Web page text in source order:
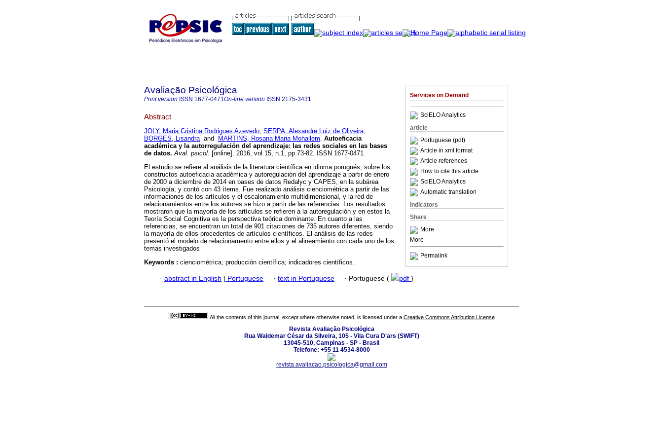
Services on Demand
SciELO Analytics
article
Portuguese (pdf)
Article in xml format
Article references
How to cite this article
SciELO Analytics
Automatic translation
Indicators
Share
More
More
Permalink
Avaliação Psicológica
Print version ISSN 1677-0471On-line version ISSN 2175-3431
Abstract
JOLY, Maria Cristina Rodrigues Azevedo; SERPA, Alexandre Luiz de Oliveira;
BORGES, Lisandraand MARTINS, Rosana Maria Mohallem. Autoeficacia
académica y la autorregulación del aprendizaje: las redes sociales en las bases
de datos. Aval. psicol. [online]. 2016, vol.15, n.1, pp.73-82. ISSN 1677-0471.
El estudio se refiere al análisis de la literatura científica en idioma porugués, sobre los
constructos autoeficacia académica y autoregulación del aprendizaje a partir de enero
de 2000 a diciembre de 2014 en bases de datos Redalyc y CAPES, en la subárea
Psicología, y contó con 43 ítems. Fue realizado análisis cienciométrica a partir de las
informaciones de los artículos y el escalonamiento multidimensional, y la red de
relacionamientos entre los autores se hizo a partir de las referencias. Los resultados
mostraron que la mayoría de los artículos se refieren a la autoregulación y en estos la
Teoría Social Cognitiva es la perspectiva teórica dominante. En cuanto a las
referencias, se encuentran un total de 901 citaciones de 735 autores diferentes, siendo
la mayoría de ellos procedentes de artículos científicos. El análisis de las redes
presentó el modelo de relacionamento entre ellos y el alineamiento con cada uno de los
temas investigados
Keywords : cienciométrica; producción científica; indicadores científicos.
· abstract in English | Portuguese · text in Portuguese · Portuguese ( pdf )
All the contents of this journal, except where otherwise noted, is licensed under a Creative Commons Attribution License
Revista Avaliação Psicológica
Rua Waldemar César da Silveira, 105 - Vila Cura D'ars (SWIFT)
13045-510, Campinas - SP - Brasil
Telefone: +55 11 4534-8000
revista.avaliacao.psicologica@gmail.com